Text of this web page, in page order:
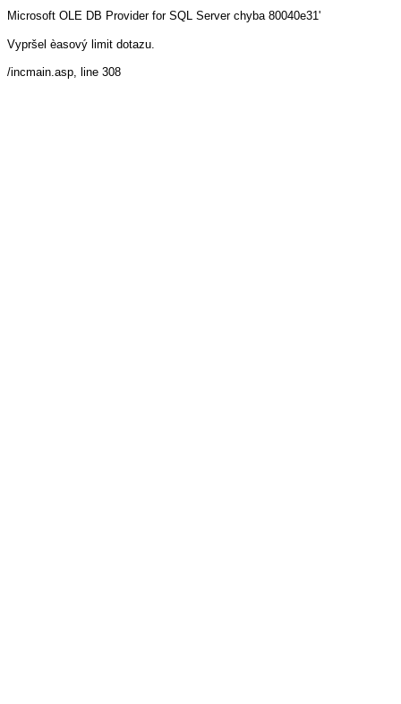
Microsoft OLE DB Provider for SQL Server chyba 80040e31'
Vypršel èasový limit dotazu.
/incmain.asp, line 308